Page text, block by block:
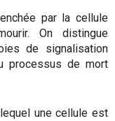
par la cellule
On distingue
de signalisation
processus de mort
une cellule est